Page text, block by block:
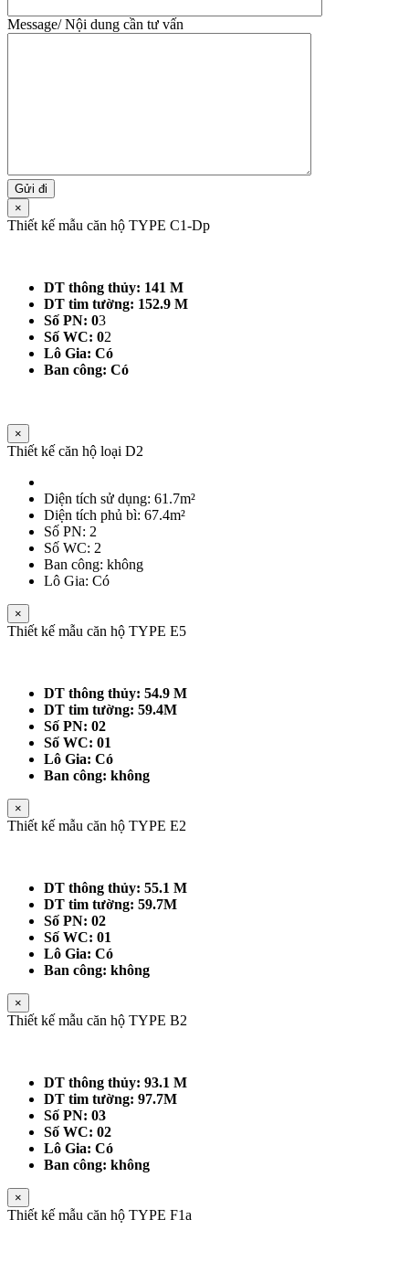
Message/ Nội dung cần tư vấn
×
Thiết kế mẫu căn hộ TYPE C1-Dp
DT thông thủy: 141 M
DT tim tường: 152.9 M
Số PN: 03
Số WC: 02
Lô Gia: Có
Ban công: Có
×
Thiết kế căn hộ loại D2
Diện tích sử dụng: 61.7m²
Diện tích phủ bì: 67.4m²
Số PN: 2
Số WC: 2
Ban công: không
Lô Gia: Có
×
Thiết kế mẫu căn hộ TYPE E5
DT thông thủy: 54.9 M
DT tim tường: 59.4M
Số PN: 02
Số WC: 01
Lô Gia: Có
Ban công: không
×
Thiết kế mẫu căn hộ TYPE E2
DT thông thủy: 55.1 M
DT tim tường: 59.7M
Số PN: 02
Số WC: 01
Lô Gia: Có
Ban công: không
×
Thiết kế mẫu căn hộ TYPE B2
DT thông thủy: 93.1 M
DT tim tường: 97.7M
Số PN: 03
Số WC: 02
Lô Gia: Có
Ban công: không
×
Thiết kế mẫu căn hộ TYPE F1a